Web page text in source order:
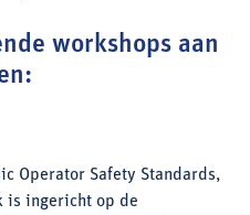
workshops aan
Operator Safety Standards,
is ingericht op de